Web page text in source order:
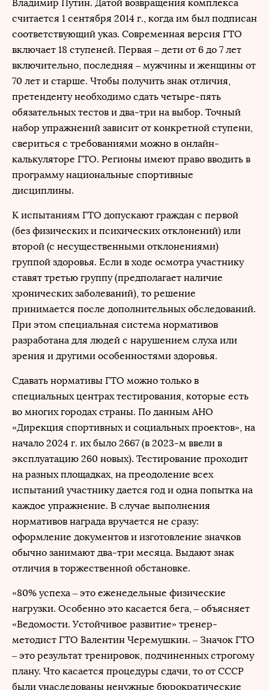
Владимир Путин. Датой возвращения комплекса
считается 1 сентября 2014 г., когда им был подписан
соответствующий указ. Современная версия ГТО
включает 18 ступеней. Первая – дети от 6 до 7 лет
включительно, последняя – мужчины и женщины от
70 лет и старше. Чтобы получить знак отличия,
претенденту необходимо сдать четыре-пять
обязательных тестов и два-три на выбор. Точный
набор упражнений зависит от конкретной ступени,
свериться с требованиями можно в онлайн-
калькуляторе ГТО. Регионы имеют право вводить в
программу национальные спортивные
дисциплины.
К испытаниям ГТО допускают граждан с первой
(без физических и психических отклонений) или
второй (с несущественными отклонениями)
группой здоровья. Если в ходе осмотра участнику
ставят третью группу (предполагает наличие
хронических заболеваний), то решение
принимается после дополнительных обследований.
При этом специальная система нормативов
разработана для людей с нарушением слуха или
зрения и другими особенностями здоровья.
Сдавать нормативы ГТО можно только в
специальных центрах тестирования, которые есть
во многих городах страны. По данным АНО
«Дирекция спортивных и социальных проектов», на
начало 2024 г. их было 2667 (в 2023-м ввели в
эксплуатацию 260 новых). Тестирование проходит
на разных площадках, на преодоление всех
испытаний участнику дается год и одна попытка на
каждое упражнение. В случае выполнения
нормативов награда вручается не сразу:
оформление документов и изготовление значков
обычно занимают два-три месяца. Выдают знак
отличия в торжественной обстановке.
«80% успеха – это еженедельные физические
нагрузки. Особенно это касается бега, – объясняет
«Ведомости. Устойчивое развитие» тренер-
методист ГТО Валентин Черемушкин. – Значок ГТО
– это результат тренировок, подчиненных строгому
плану. Что касается процедуры сдачи, то от СССР
были унаследованы ненужные бюрократические